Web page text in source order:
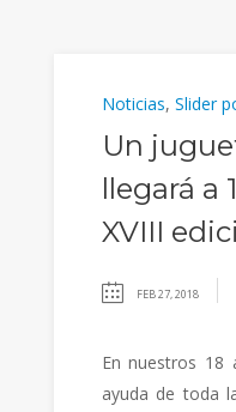
Noticias, Slider
Un
llegará a
XVIII
FEB 27, 2018
En nuestros 18
ayuda de toda